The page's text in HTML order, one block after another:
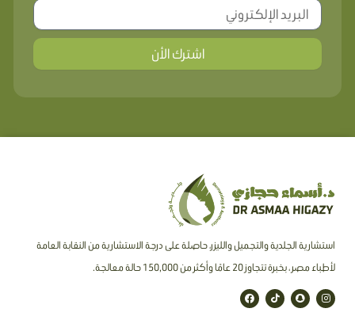
اشترك الأن
استشارية الجلدية والتجميل والليزر، حاصلة على درجة الاستشارية من النقابة العامة
لأطباء مصر ، بخبرة تتجاوز 20 عامًا وأكثر من 150,000 حالة معالجة.
I
n
s
S
n
a
T
i
k
F
a
c